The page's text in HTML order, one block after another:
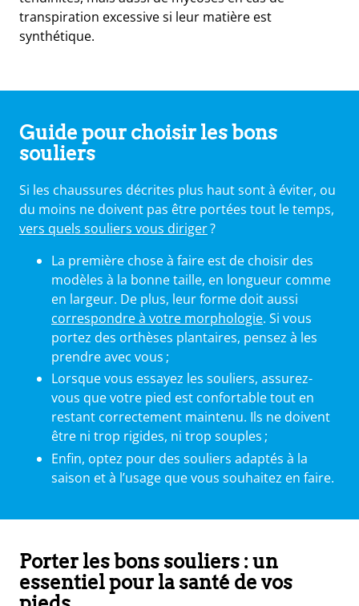
transpiration excessive si leur matière est
synthétique.
Guide pour choisir les bons
souliers
Si les chaussures décrites plus haut sont à éviter, ou
du moins ne doivent pas être portées tout le temps,
vers quels souliers vous diriger?
La première chose à faire est de choisir des
modèles à la bonne taille, en longueur comme
en largeur. De plus, leur forme doit aussi
correspondre à votre morphologie. Si vous
portez des orthèses plantaires, pensez à les
prendre avec vous ;
Lorsque vous essayez les souliers, assurez-
vous que votre pied est confortable tout en
restant correctement maintenu. Ils ne doivent
être ni trop rigides, ni trop souples ;
Enfin, optez pour des souliers adaptés à la
saison et à l’usage que vous souhaitez en faire.
Porter les bons souliers : un
essentiel pour la santé de vos